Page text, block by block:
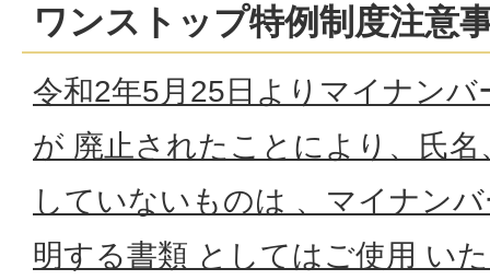
ワンストップ特例制度注意
令和2年5月25日よりマイナンバ
が 廃止されたことにより、氏
していないものは 、マイナン
明する書類 としてはご使用 い